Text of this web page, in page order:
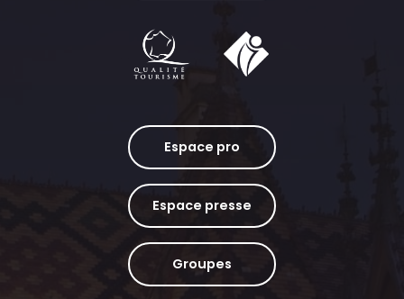
Espace pro
Espace presse
Groupes